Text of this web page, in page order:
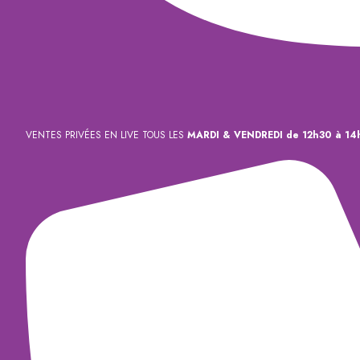
VENTES PRIVÉES EN LIVE TOUS LES MARDI & VENDREDI de 12h30 à